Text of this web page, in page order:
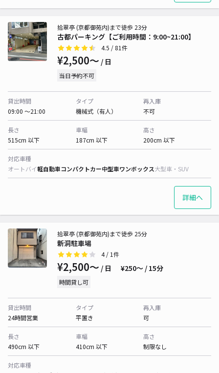
古都パーキング【ご利用時間：9:00~21:00】
拾翠亭 (京都御苑内)まで徒歩 23分
4.5 / 81件
¥2,500〜 / 日
当日予約不可
貸出時間
09:00 〜21:00
タイプ
機械式（有人）
再入庫
不可
長さ
515cm 以下
車幅
187cm 以下
高さ
200cm 以下
対応車種
オートバイ軽自動車コンパクトカー中型車ワンボックス大型車・SUV
詳細へ
新洞駐車場
拾翠亭 (京都御苑内)まで徒歩 25分
4/ 1件
¥2,500〜 / 日 ¥250〜 / 15分
時間貸し可
貸出時間
24時間営業
タイプ
平置き
再入庫
可
長さ
490cm 以下
車幅
410cm 以下
高さ
制限なし
対応車種